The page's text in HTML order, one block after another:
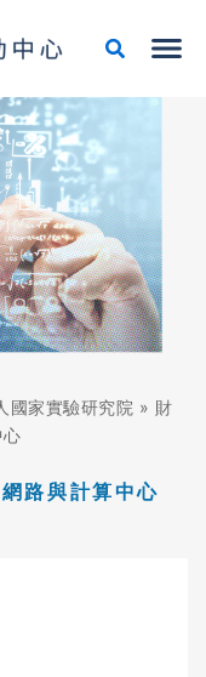
國家實驗研究院 » 財
路與計算中心